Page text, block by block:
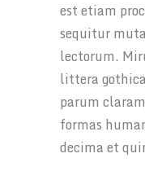
est etiam
sequitur
lectorum.
littera
parum
formas
decima et